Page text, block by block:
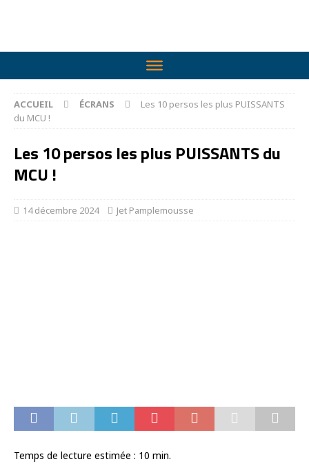
ACCUEIL ÉCRANS
Les 10 persos les plus PUISSANTS
du MCU !
Les 10 persos les plus PUISSANTS du
MCU !
14 décembre 2024 Jet Pamplemousse
Temps de lecture estimée : 10 min.